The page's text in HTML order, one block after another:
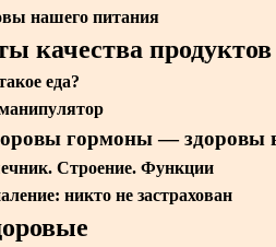
нашего питания
качества продуктов
еда?
гормоны — здоровы
Строение. Функции
никто не застрахован